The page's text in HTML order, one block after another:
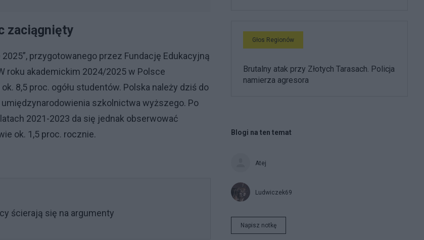
zaciągnięty
przygotowanego przez Fundację Edukacyjną
roku akademickim 2024/2025 w Polsce
8,5 proc. ogółu studentów. Polska należy dziś do
szkolnictwa wyższego. Po
2021-2023 da się jednak obserwować
ok. 1,5 proc. rocznie.
ścierają się na argumenty
Głos Regionów
Brutalny atak przy Złotych Tarasach. Policja
namierza agresora
Blogi na ten temat
Atej
Ludwiczek69
Napisz notkę